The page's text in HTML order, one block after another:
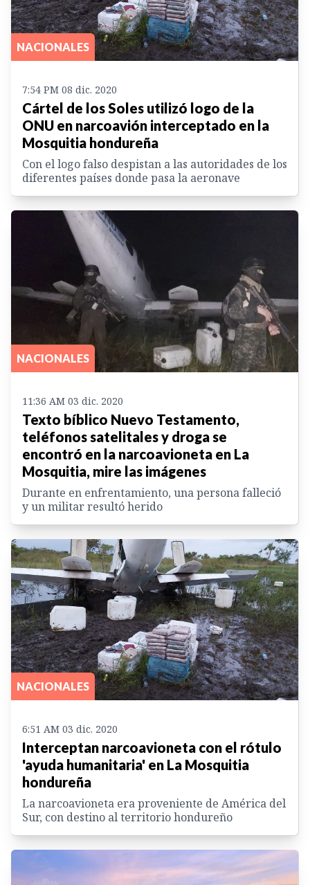
NACIONALES
7:54 PM 08 dic. 2020
Cártel de los Soles utilizó logo de la
ONU en narcoavión interceptado en la
Mosquitia hondureña
Con el logo falso despistan a las autoridades de los
diferentes países donde pasa la aeronave
NACIONALES
11:36 AM 03 dic. 2020
Texto bíblico Nuevo Testamento,
teléfonos satelitales y droga se
encontró en la narcoavioneta en La
Mosquitia, mire las imágenes
Durante en enfrentamiento, una persona falleció
y un militar resultó herido
NACIONALES
6:51 AM 03 dic. 2020
Interceptan narcoavioneta con el rótulo
'ayuda humanitaria' en La Mosquitia
hondureña
La narcoavioneta era proveniente de América del
Sur, con destino al territorio hondureño